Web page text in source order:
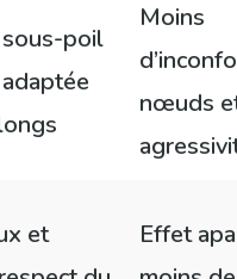
poil
Moins
nœuds
et
Effet